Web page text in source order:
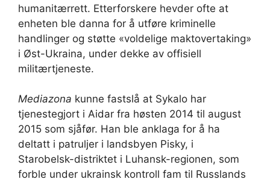
humanitærrett. Etterforskere hevder ofte at
enheten ble danna for å utføre kriminelle
handlinger og støtte «voldelige maktovertaking»
i Øst-Ukraina, under dekke av offisiell
militærtjeneste.
Mediazona kunne fastslå at Sykalo har
tjenestegjort i Aidar fra høsten 2014 til august
2015 som sjåfør. Han ble anklaga for å ha
deltatt i patruljer i landsbyen Pisky, i
Starobelsk-distriktet i Luhansk-regionen, som
forble under ukrainsk kontroll fam til Russlands